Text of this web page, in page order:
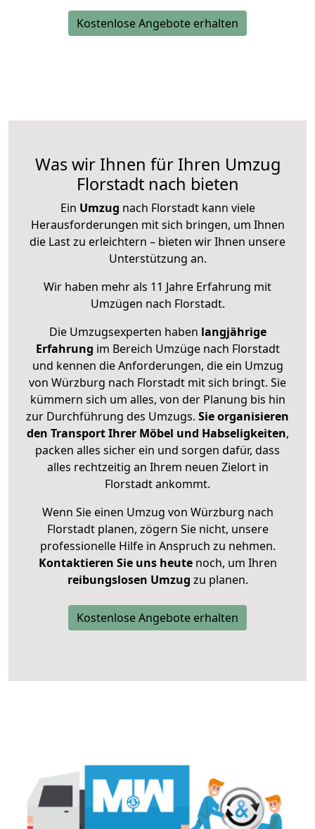
Kostenlose Angebote erhalten
Was wir Ihnen für Ihren Umzug
Florstadt nach bieten
Ein Umzug nach Florstadt kann viele
Herausforderungen mit sich bringen, um Ihnen
die Last zu erleichtern – bieten wir Ihnen unsere
Unterstützung an.
Wir haben mehr als 11 Jahre Erfahrung mit
Umzügen nach Florstadt.
Die Umzugsexperten haben langjährige
Erfahrung im Bereich Umzüge nach Florstadt
und kennen die Anforderungen, die ein Umzug
von Würzburg nach Florstadt mit sich bringt. Sie
kümmern sich um alles, von der Planung bis hin
zur Durchführung des Umzugs. Sie organisieren
den Transport Ihrer Möbel und Habseligkeiten,
packen alles sicher ein und sorgen dafür, dass
alles rechtzeitig an Ihrem neuen Zielort in
Florstadt ankommt.
Wenn Sie einen Umzug von Würzburg nach
Florstadt planen, zögern Sie nicht, unsere
professionelle Hilfe in Anspruch zu nehmen.
Kontaktieren Sie uns heutenoch, um Ihren
reibungslosen Umzug zu planen.
Kostenlose Angebote erhalten